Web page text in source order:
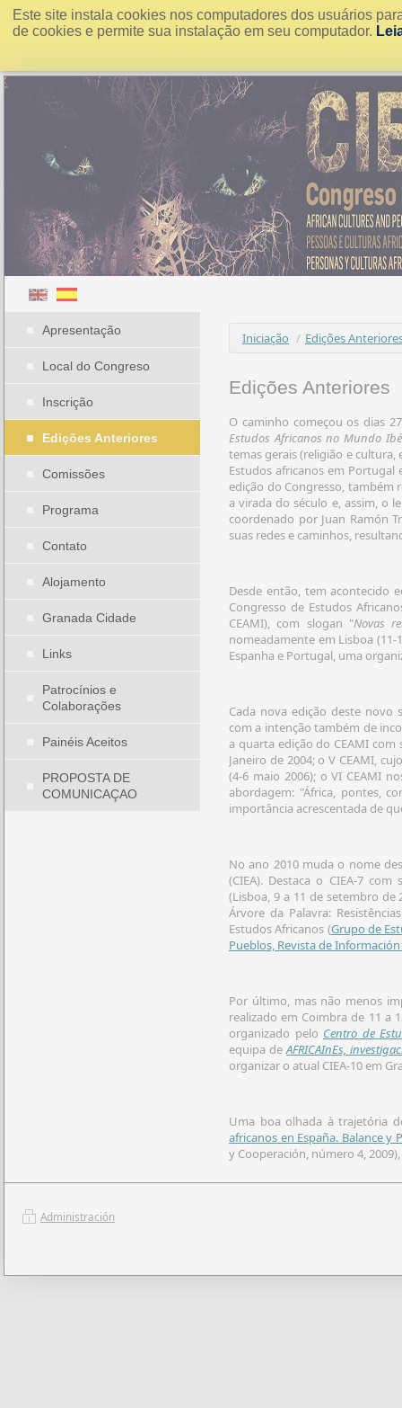
Este site instala cookies nos computadores dos usuários
de cookies e permite sua instalação em seu computador.
Apresentação
Local do Congreso
Inscrição
Edições Anteriores
Comissões
Programa
Contato
Alojamento
Granada Cidade
Links
Patrocínios e
Colaborações
Painéis Aceitos
PROPOSTA DE
COMUNICAÇAO
Iniciação / Edições
Edições Anteriores
O caminho começou os dias
Estudos Africanos no Mundo
temas gerais (religião e cultura,
Estudos africanos em
edição do Congresso, também
a virada do século e, assim, o
coordenado por Juan Ramón
suas redes e caminhos,
Desde então, tem acontecido
Congresso de Estudos
CEAMI), com slogan "Novas
nomeadamente em Lisboa
Espanha e Portugal, uma
Cada nova edição deste
com a intenção também de
a quarta edição do CEAMI com
Janeiro de 2004; o V CEAMI,
(4-6 maio 2006); o VI CEAMI
abordagem: "África, pontes,
importância acrescentada de
No ano 2010 muda o nome
(CIEA). Destaca o CIEA-7 com
(Lisboa, 9 a 11 de setembro de
Árvore da Palavra:
Estudos Africanos (Grupo de
Pueblos, Revista de
Por último, mas não menos
realizado em Coimbra de 11 a
organizado pelo Centro de
equipa deAFRICAInEs,
organizar o atual CIEA-10 em
Uma boa olhada à trajetória
africanos en España. Balance y
y Cooperación, número 4,
Administración